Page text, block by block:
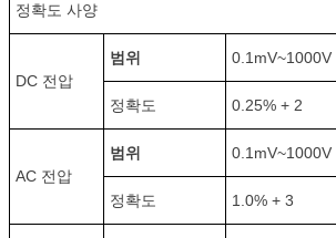
정확도 사양
DC 전압
범위 0.1mV~1000V
정확도 0.25% + 2
AC 전압
범위 0.1mV~1000V
정확도 1.0% + 3